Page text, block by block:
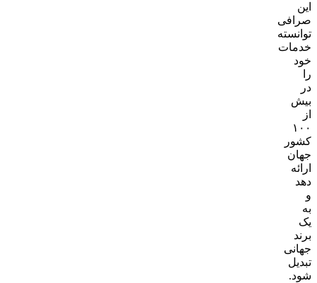
این
صرافی
توانسته
خدمات
خود
را
در
بیش
از
۱۰۰
کشور
جهان
ارائه
دهد
و
به
یک
برند
جهانی
تبدیل
شود.